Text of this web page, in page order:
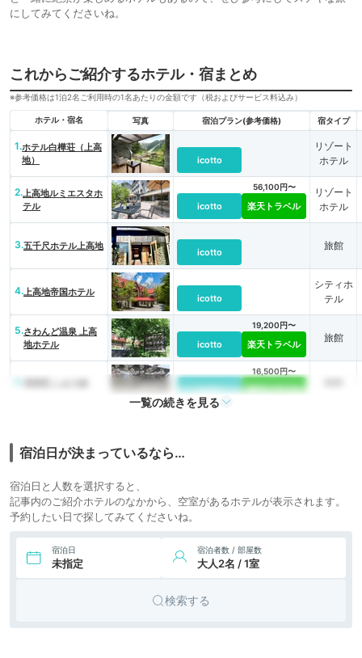
にしてみてくださいね。
これからご紹介するホテル・宿まとめ
※参考価格は1泊2名ご利用時の1名あたりの金額です（税およびサービス料込み）
ホテル・宿名 写真 宿泊プラン(参考価格) 宿タイプ
1.ホテル白樺荘（上高
地）
icotto
リゾート
ホテル
2. 上高地ルミエスタホ
テル
icotto
56,100円〜
楽天トラベル
リゾート
ホテル
3.五千尺ホテル上高地
icotto
旅館
4. 上高地帝国ホテル
icotto
シティホ
テル
5.さわんど温泉 上高
地ホテル
icotto
19,200円〜
楽天トラベル
旅館
icotto
16,500円〜
楽天トラベル
一覧の続きを見る
宿泊日が決まっているなら…
宿泊日と人数を選択すると、
記事内のご紹介ホテルのなかから、空室があるホテルが表示されます。
予約したい日で探してみてくださいね。
宿泊日
未指定
宿泊者数 / 部屋数
大人2名 / 1室
検索する